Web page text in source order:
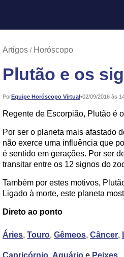
Artigos Horóscopo
Plutão e os
PorEquipe Horóscopo Virtual•
Publicado: 02/09/2016 às
Regente de Escorpião, Plutão é
Por ser o planeta mais afastado
não exerce uma influência que
é sentido em gerações. Por ser
transitar entre os 12 signos do
Também por estes motivos,
Ligado à morte, este planeta
Direto ao ponto
Áries, Touro, Gêmeos, Câncer,
Capricórnio, Aquário e Peixes.